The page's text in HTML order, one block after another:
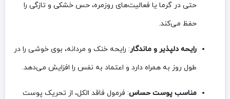
حتی در گرما یا فعالیت‌های روزمره، حس خشکی و تازگی را
حفظ می‌کند.
رایحه دلپذیر و ماندگار: رایحه خنک و مردانه، بوی خوشی را در
طول روز به همراه دارد و اعتماد به نفس را افزایش می‌دهد.
مناسب پوست حساس: فرمول فاقد الکل، از تحریک پوست